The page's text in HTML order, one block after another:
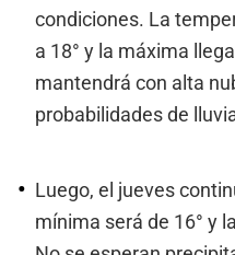
condiciones. La
a 18° y la máxima
mantendrá con alta
probabilidades de
Luego, el jueves
mínima será de 16° y